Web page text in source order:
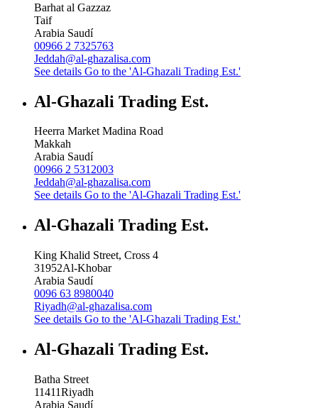
Barhat al Gazzaz
Taif
Arabia Saudí
00966 2 7325763
Jeddah@al-ghazalisa.com
See details Go to the 'Al-Ghazali Trading Est.'
Al-Ghazali Trading Est.
Heerra Market Madina Road
Makkah
Arabia Saudí
00966 2 5312003
Jeddah@al-ghazalisa.com
See details Go to the 'Al-Ghazali Trading Est.'
Al-Ghazali Trading Est.
King Khalid Street, Cross 4
31952Al-Khobar
Arabia Saudí
0096 63 8980040
Riyadh@al-ghazalisa.com
See details Go to the 'Al-Ghazali Trading Est.'
Al-Ghazali Trading Est.
Batha Street
11411Riyadh
Arabia Saudí